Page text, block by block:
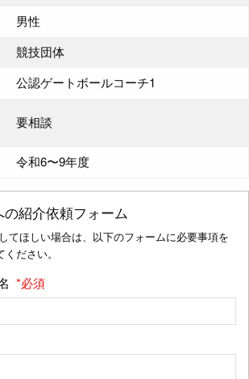
男性
競技団体
公認ゲートボールコーチ1
要相談
令和6〜9年度
の紹介依頼フォーム
てほしい場合は、以下のフォームに必要事項を
ださい。
*必須